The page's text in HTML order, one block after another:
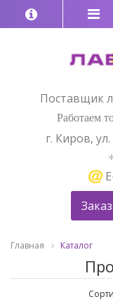
Поставщик
Работаем
г. Киров,
Главная Каталог